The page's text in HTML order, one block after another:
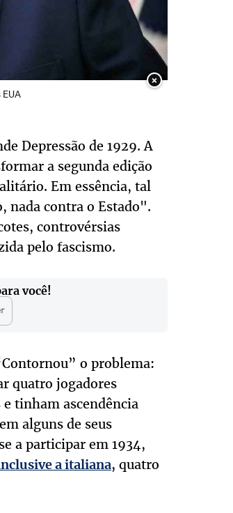
×
Depressão de 1929. A
a segunda edição
Em essência, tal
nada contra o Estado".
controvérsias
pelo fascismo.
você!
o problema:
quatro jogadores
tinham ascendência
alguns de seus
a participar em 1934,
a italiana, quatro